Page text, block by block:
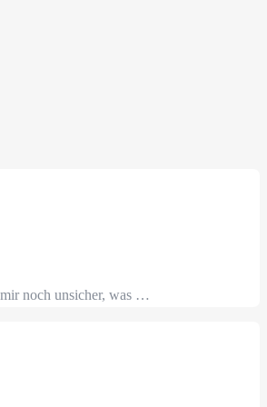
noch unsicher, was …